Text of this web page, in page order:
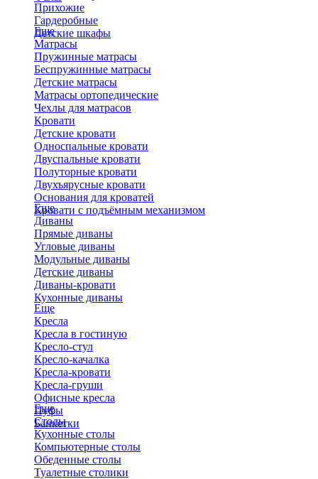
Прихожие
Гардеробные
Детские шкафы
Еще
Матрасы
Пружинные матрасы
Беспружинные матрасы
Детские матрасы
Матрасы ортопедические
Чехлы для матрасов
Кровати
Детские кровати
Односпальные кровати
Двуспальные кровати
Полуторные кровати
Двухъярусные кровати
Основания для кроватей
Кровати с подъёмным механизмом
Еще
Диваны
Прямые диваны
Угловые диваны
Модульные диваны
Детские диваны
Диваны-кровати
Кухонные диваны
Еще
Кресла
Кресла в гостиную
Кресло-стул
Кресло-качалка
Кресла-кровати
Кресла-груши
Офисные кресла
Пуфы
Банкетки
Еще
Столы
Кухонные столы
Компьютерные столы
Обеденные столы
Туалетные столики